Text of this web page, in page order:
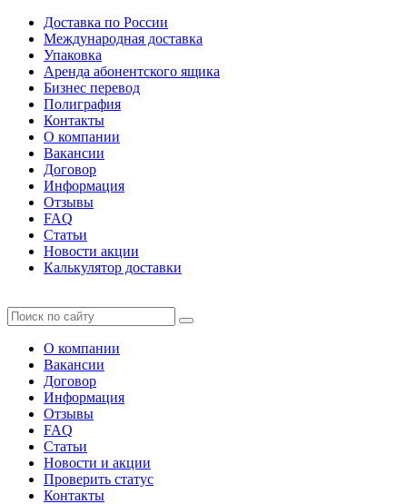
Доставка по России
Международная доставка
Упаковка
Аренда абонентского ящика
Бизнес перевод
Полиграфия
Контакты
О компании
Вакансии
Договор
Информация
Отзывы
FAQ
Статьи
Новости акции
Калькулятор доставки
О компании
Вакансии
Договор
Информация
Отзывы
FAQ
Статьи
Новости и акции
Проверить статус
Контакты